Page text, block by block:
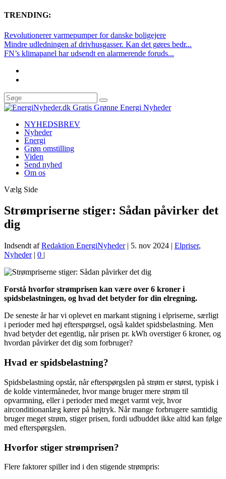
TRENDING:
Revolutionerer varmepumper for danske boligejere
Mindre udledningen af drivhusgasser. Kan det gøres bedr...
FN’s klimapanel har udsendt en alarmerende foruds...
NYHEDSBREV
Nyheder
Energi
Grøn omstilling
Viden
Send nyhed
Om os
Vælg Side
Strømpriserne stiger: Sådan påvirker det
dig
Indsendt afRedaktion EnergiNyheder| 5. nov 2024 | Elpriser,
Nyheder| 0 |
Forstå hvorfor strømprisen kan være over 6 kroner i
spidsbelastningen, og hvad det betyder for din elregning.
De seneste år har vi oplevet en markant stigning i elpriserne, særligt
i perioder med høj efterspørgsel, også kaldet spidsbelastning. Men
hvad betyder det egentlig, når prisen pr. kWh overstiger 6 kroner, og
hvordan påvirker det dig som forbruger?
Hvad er spidsbelastning?
Spidsbelastning opstår, når efterspørgslen på strøm er størst, typisk i
de kolde vintermåneder, hvor mange bruger mere strøm til
opvarmning, eller i perioder med meget varmt vejr, hvor
airconditionanlæg kører på højtryk. Når mange forbrugere samtidig
bruger meget strøm, stiger prisen, fordi udbuddet ikke altid kan følge
med efterspørgslen.
Hvorfor stiger strømprisen?
Flere faktorer spiller ind i den stigende strømpris: